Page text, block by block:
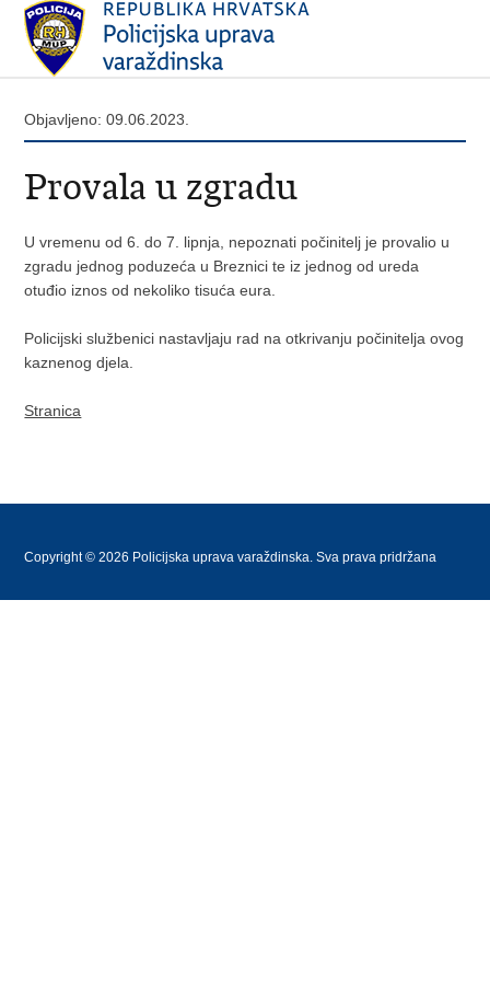
Objavljeno: 09.06.2023.
Provala u zgradu
U vremenu od 6. do 7. lipnja, nepoznati počinitelj je provalio u
zgradu jednog poduzeća u Breznici te iz jednog od ureda
otuđio iznos od nekoliko tisuća eura.
Policijski službenici nastavljaju rad na otkrivanju počinitelja ovog
kaznenog djela.
Stranica
Copyright © 2026 Policijska uprava varaždinska. Sva prava pridržana